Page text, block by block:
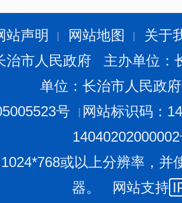
域调整前的专业,由负责资格审查部门按
目录中的(包括高校自主设置的研究生专
),由负责资格审查部门进行认定。
聘的主要情形:
和在读的非应届毕业生不能报考 (其中,非
过刑事处罚的、被开除中国共产党党籍和
站声明 网站地图
关于
治市人民政府 主办单位
单位：长治市人民政
号
网站标识码：
或以上分辨率，并
器。 网站支持